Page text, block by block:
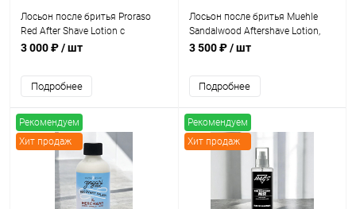
Лосьон после бритья Proraso
Red After Shave Lotion с
сандалом и маслом ши, 400 мл
3 000 ₽/ шт
Подробнее
Лосьон после бритья Muehle
Sandalwood Aftershave Lotion,
125 мл
3 500 ₽/ шт
Подробнее
Рекомендуем
Хит продаж
Рекомендуем
Хит продаж